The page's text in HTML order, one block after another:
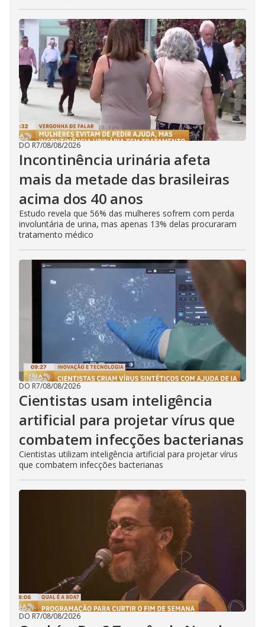
DO R7/08/08/2026
Incontinência urinária afeta
mais da metade das brasileiras
acima dos 40 anos
Estudo revela que 56% das mulheres sofrem com perda
involuntária de urina, mas apenas 13% delas procuraram
tratamento médico
DO R7/08/08/2026
Cientistas usam inteligência
artificial para projetar vírus que
combatem infecções bacterianas
Cientistas utilizam inteligência artificial para projetar vírus
que combatem infecções bacterianas
DO R7/08/08/2026